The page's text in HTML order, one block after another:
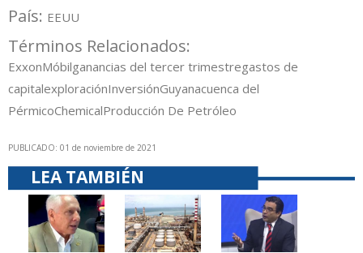
País: EEUU
Términos Relacionados:
ExxonMóbilganancias del tercer trimestregastos de
capitalexploraciónInversiónGuyanacuenca del
PérmicoChemicalProducción De Petróleo
PUBLICADO: 01 de noviembre de 2021
LEA TAMBIÉN